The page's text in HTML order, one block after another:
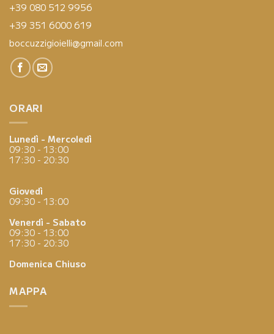
+39 080 512 9956
+39 351 6000 619
boccuzzigioielli@gmail.com
ORARI
Lunedì - Mercoledì
09:30 - 13:00
17:30 - 20:30
Giovedì
09:30 - 13:00
Venerdì - Sabato
09:30 - 13:00
17:30 - 20:30
Domenica Chiuso
MAPPA